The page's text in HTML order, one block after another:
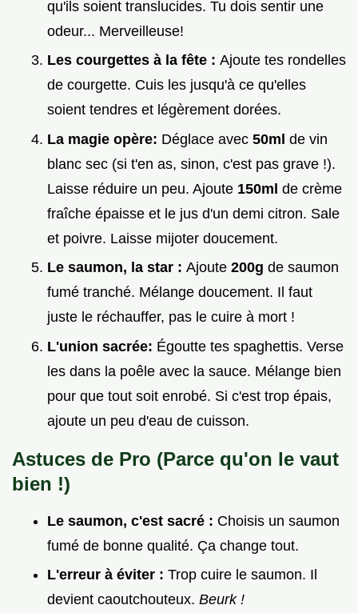
qu'ils soient translucides. Tu dois sentir une
odeur... Merveilleuse!
Les courgettes à la fête : Ajoute tes rondelles
de courgette. Cuis les jusqu'à ce qu'elles
soient tendres et légèrement dorées.
La magie opère: Déglace avec 50ml de vin
blanc sec (si t'en as, sinon, c'est pas grave !).
Laisse réduire un peu. Ajoute 150ml de crème
fraîche épaisse et le jus d'un demi citron. Sale
et poivre. Laisse mijoter doucement.
Le saumon, la star : Ajoute 200g de saumon
fumé tranché. Mélange doucement. Il faut
juste le réchauffer, pas le cuire à mort !
L'union sacrée: Égoutte tes spaghettis. Verse
les dans la poêle avec la sauce. Mélange bien
pour que tout soit enrobé. Si c'est trop épais,
ajoute un peu d'eau de cuisson.
Astuces de Pro (Parce qu'on le vaut
bien !)
Le saumon, c'est sacré : Choisis un saumon
fumé de bonne qualité. Ça change tout.
L'erreur à éviter : Trop cuire le saumon. Il
devient caoutchouteux. Beurk !